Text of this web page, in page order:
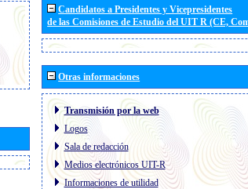
Candidatos a Presidentes y Vicepresidentes
de las Comisiones de Estudio del UIT R (CE,
Otras informaciones
Transmisión por la web
Logos
Sala de redacción
Medios electrónicos UIT-R
Informaciones de utilidad